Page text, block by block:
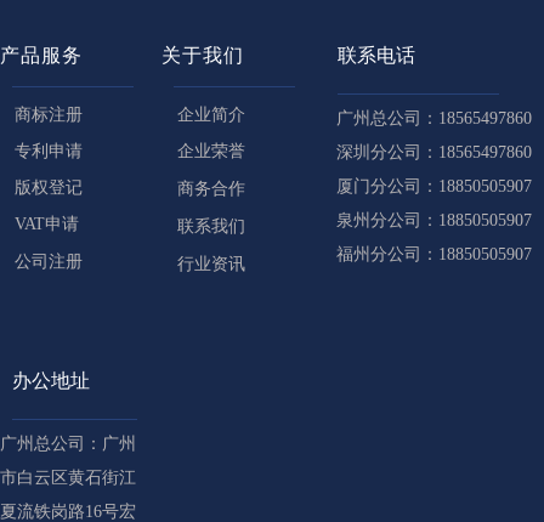
产品服务
商标注册
专利申请
版权登记
VAT申请
公司注册
关于我们
企业简介
企业荣誉
商务合作
联系我们
行业资讯
联系电话
广州总公司：18565497860
深圳分公司：18565497860
厦门分公司：18850505907
泉州分公司：18850505907
福州分公司：18850505907
办公地址
广州总公司：广州
市白云区黄石街江
夏流铁岗路16号宏